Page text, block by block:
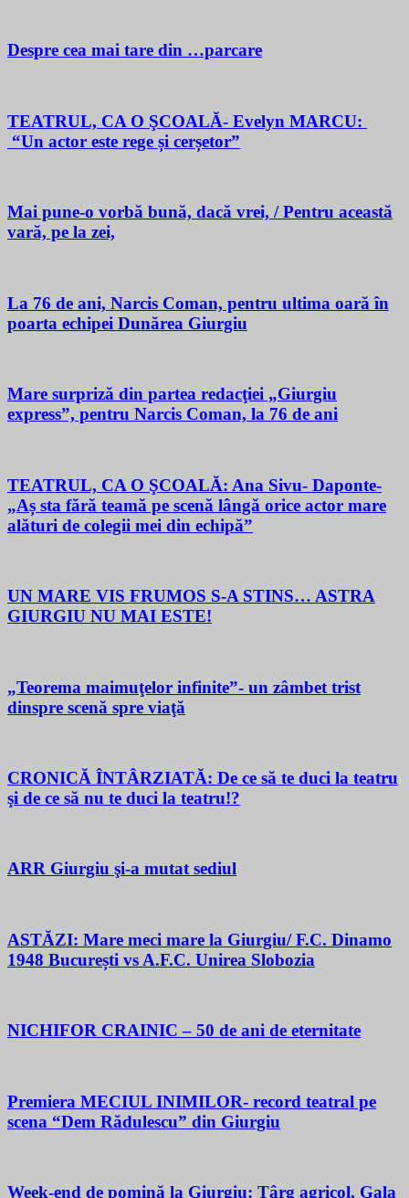
Despre cea mai tare din …parcare
TEATRUL, CA O ŞCOALĂ- Evelyn MARCU:
“Un actor este rege și cerșetor”
Mai pune-o vorbă bună, dacă vrei, / Pentru această
vară, pe la zei,
La 76 de ani, Narcis Coman, pentru ultima oară în
poarta echipei Dunărea Giurgiu
Mare surpriză din partea redacţiei „Giurgiu
express”, pentru Narcis Coman, la 76 de ani
TEATRUL, CA O ŞCOALĂ: Ana Sivu- Daponte-
„Aș sta fără teamă pe scenă lângă orice actor mare
alături de colegii mei din echipă”
UN MARE VIS FRUMOS S-A STINS… ASTRA
GIURGIU NU MAI ESTE!
„Teorema maimuţelor infinite”- un zâmbet trist
dinspre scenă spre viaţă
CRONICĂ ÎNTÂRZIATĂ: De ce să te duci la teatru
şi de ce să nu te duci la teatru!?
ARR Giurgiu şi-a mutat sediul
ASTĂZI: Mare meci mare la Giurgiu/ F.C. Dinamo
1948 București vs A.F.C. Unirea Slobozia
NICHIFOR CRAINIC – 50 de ani de eternitate
Premiera MECIUL INIMILOR- record teatral pe
scena “Dem Rădulescu” din Giurgiu
Week-end de pomină la Giurgiu: Târg agricol, Gala